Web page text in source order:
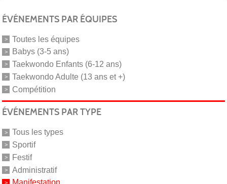
ÉVÉNEMENTS PAR ÉQUIPES
Toutes les équipes
Babys (3-5 ans)
Taekwondo Enfants (6-12 ans)
Taekwondo Adulte (13 ans et +)
Compétition
ÉVÉNEMENTS PAR TYPE
Tous les types
Sportif
Festif
Administratif